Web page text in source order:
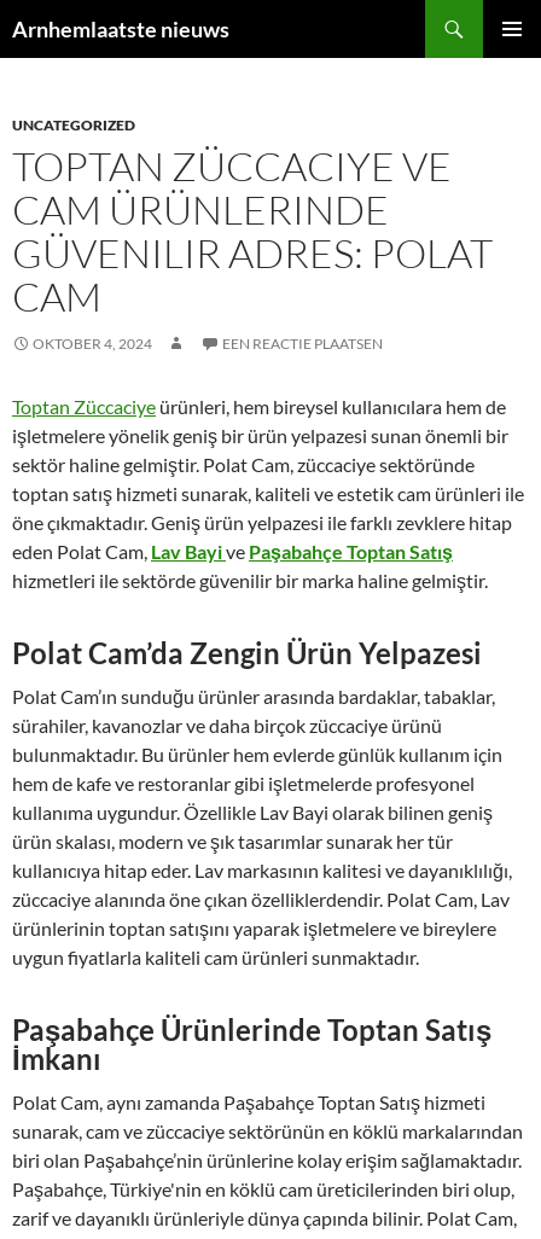
naar
Arnhemlaatste nieuws
UNCATEGORIZED
TOPTAN ZÜCCACIYE VE
CAM ÜRÜNLERINDE
GÜVENILIR ADRES: POLAT
CAM
OKTOBER 4, 2024 EEN REACTIE PLAATSEN
Toptan Züccaciye ürünleri, hem bireysel kullanıcılara hem de
işletmelere yönelik geniş bir ürün yelpazesi sunan önemli bir
sektör haline gelmiştir. Polat Cam, züccaciye sektöründe
toptan satış hizmeti sunarak, kaliteli ve estetik cam ürünleri ile
öne çıkmaktadır. Geniş ürün yelpazesi ile farklı zevklere hitap
eden Polat Cam, Lav Bayive Paşabahçe Toptan Satış
hizmetleri ile sektörde güvenilir bir marka haline gelmiştir.
Polat Cam’da Zengin Ürün Yelpazesi
Polat Cam’ın sunduğu ürünler arasında bardaklar, tabaklar,
sürahiler, kavanozlar ve daha birçok züccaciye ürünü
bulunmaktadır. Bu ürünler hem evlerde günlük kullanım için
hem de kafe ve restoranlar gibi işletmelerde profesyonel
kullanıma uygundur. Özellikle Lav Bayi olarak bilinen geniş
ürün skalası, modern ve şık tasarımlar sunarak her tür
kullanıcıya hitap eder. Lav markasının kalitesi ve dayanıklılığı,
züccaciye alanında öne çıkan özelliklerdendir. Polat Cam, Lav
ürünlerinin toptan satışını yaparak işletmelere ve bireylere
uygun fiyatlarla kaliteli cam ürünleri sunmaktadır.
Paşabahçe Ürünlerinde Toptan Satış
İmkanı
Polat Cam, aynı zamanda Paşabahçe Toptan Satış hizmeti
sunarak, cam ve züccaciye sektörünün en köklü markalarından
biri olan Paşabahçe’nin ürünlerine kolay erişim sağlamaktadır.
Paşabahçe, Türkiye'nin en köklü cam üreticilerinden biri olup,
zarif ve dayanıklı ürünleriyle dünya çapında bilinir. Polat Cam,